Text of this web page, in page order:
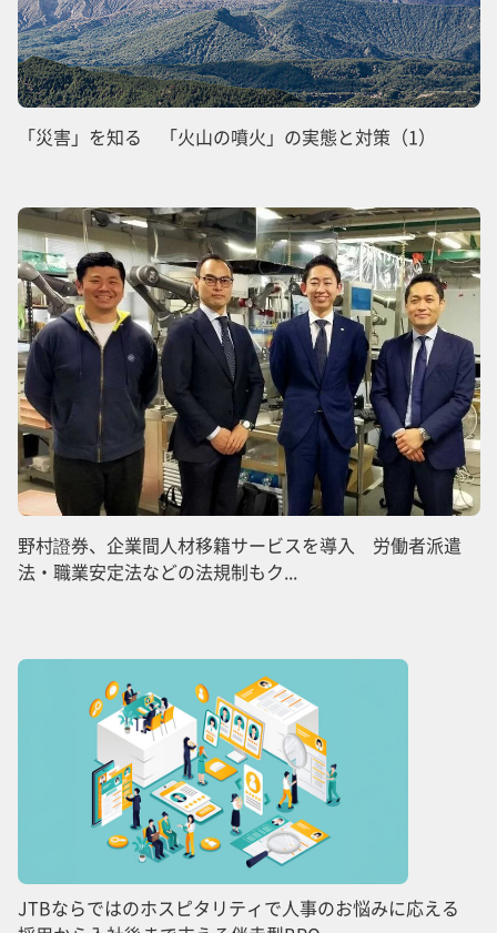
「災害」を知る 「火山の噴火」の実態と対策（1）
野村證券、企業間人材移籍サービスを導入 労働者派遣
法・職業安定法などの法規制もク...
JTBならではのホスピタリティで人事のお悩みに応える